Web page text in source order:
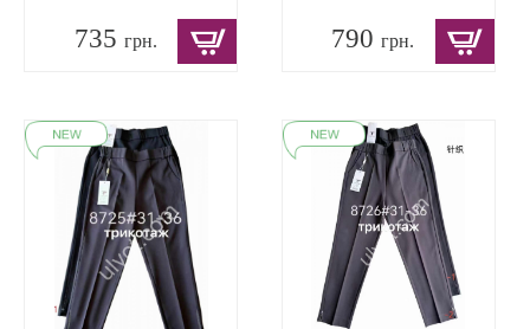
735 грн. 790грн.